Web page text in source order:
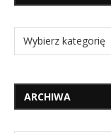
ARCHIWA